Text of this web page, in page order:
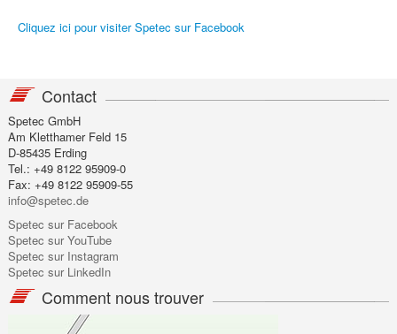
Cliquez ici pour visiter Spetec sur Facebook
Contact
Spetec GmbH
Am Kletthamer Feld 15
D-85435 Erding
Tel.: +49 8122 95909-0
Fax: +49 8122 95909-55
info@spetec.de
Spetec sur Facebook
Spetec sur YouTube
Spetec sur Instagram
Spetec sur LinkedIn
Comment nous trouver